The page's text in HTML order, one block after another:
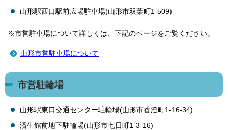
山形駅西口駅前広場駐車場(山形市双葉町1-509)
※市営駐車場について詳しくは、下記のページをご覧ください。
山形市営駐車場について
市営駐輪場
山形駅東口交通センター駐輪場(山形市香澄町1-16-34)
済生館前地下駐輪場(山形市七日町1-3-16)